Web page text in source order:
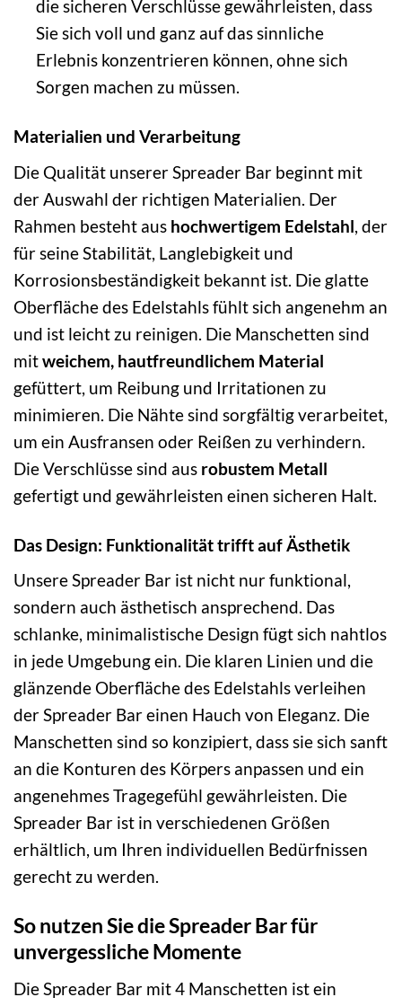
die sicheren Verschlüsse gewährleisten, dass
Sie sich voll und ganz auf das sinnliche
Erlebnis konzentrieren können, ohne sich
Sorgen machen zu müssen.
Materialien und Verarbeitung
Die Qualität unserer Spreader Bar beginnt mit
der Auswahl der richtigen Materialien. Der
Rahmen besteht aus hochwertigem Edelstahl , der
für seine Stabilität, Langlebigkeit und
Korrosionsbeständigkeit bekannt ist. Die glatte
Oberfläche des Edelstahls fühlt sich angenehm an
und ist leicht zu reinigen. Die Manschetten sind
mitweichem, hautfreundlichem Material
gefüttert, um Reibung und Irritationen zu
minimieren. Die Nähte sind sorgfältig verarbeitet,
um ein Ausfransen oder Reißen zu verhindern.
Die Verschlüsse sind aus robustem Metall
gefertigt und gewährleisten einen sicheren Halt.
Das Design: Funktionalität trifft auf Ästhetik
Unsere Spreader Bar ist nicht nur funktional,
sondern auch ästhetisch ansprechend. Das
schlanke, minimalistische Design fügt sich nahtlos
in jede Umgebung ein. Die klaren Linien und die
glänzende Oberfläche des Edelstahls verleihen
der Spreader Bar einen Hauch von Eleganz. Die
Manschetten sind so konzipiert, dass sie sich sanft
an die Konturen des Körpers anpassen und ein
angenehmes Tragegefühl gewährleisten. Die
Spreader Bar ist in verschiedenen Größen
erhältlich, um Ihren individuellen Bedürfnissen
gerecht zu werden.
So nutzen Sie die Spreader Bar für
unvergessliche Momente
Die Spreader Bar mit 4 Manschetten ist ein